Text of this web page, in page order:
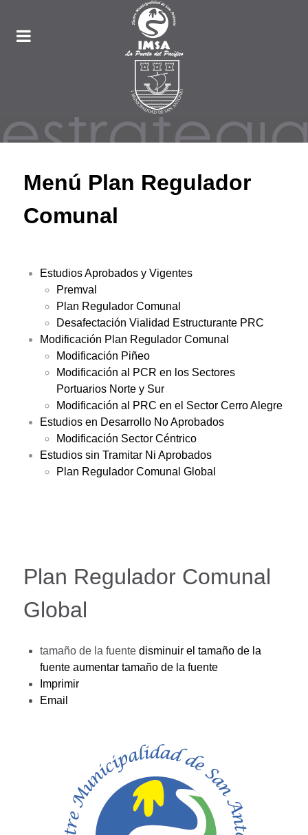
Menú Plan Regulador
Comunal
Estudios Aprobados y Vigentes
Premval
Plan Regulador Comunal
Desafectación Vialidad Estructurante PRC
Modificación Plan Regulador Comunal
Modificación Piñeo
Modificación al PCR en los Sectores
Portuarios Norte y Sur
Modificación al PRC en el Sector Cerro Alegre
Estudios en Desarrollo No Aprobados
Modificación Sector Céntrico
Estudios sin Tramitar Ni Aprobados
Plan Regulador Comunal Global
Plan Regulador Comunal
Global
tamaño de la fuente disminuir el tamaño de la
fuente aumentar tamaño de la fuente
Imprimir
Email